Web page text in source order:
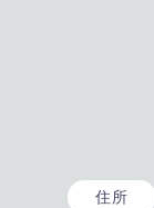
住所